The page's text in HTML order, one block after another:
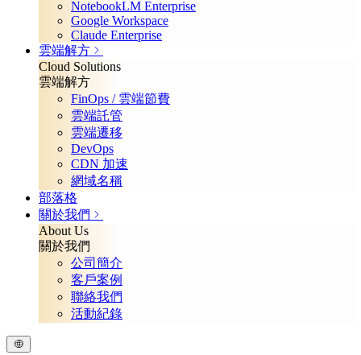
NotebookLM Enterprise
Google Workspace
Claude Enterprise
雲端解方
Cloud Solutions
雲端解方
FinOps / 雲端節費
雲端託管
雲端遷移
DevOps
CDN 加速
網域名稱
部落格
關於我們
About Us
關於我們
公司簡介
客戶案例
聯絡我們
活動紀錄